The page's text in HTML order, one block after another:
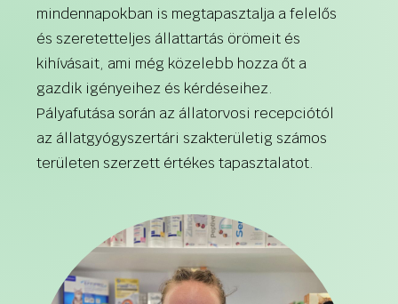
mindennapokban is megtapasztalja a felelős
és szeretetteljes állattartás örömeit és
kihívásait, ami még közelebb hozza őt a
gazdik igényeihez és kérdéseihez.
Pályafutása során az állatorvosi recepciótól
az állatgyógyszertári szakterületig számos
területen szerzett értékes tapasztalatot.